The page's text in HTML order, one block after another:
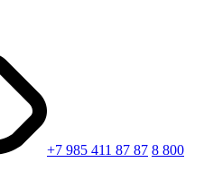
+7 985 411 87 87 8 800